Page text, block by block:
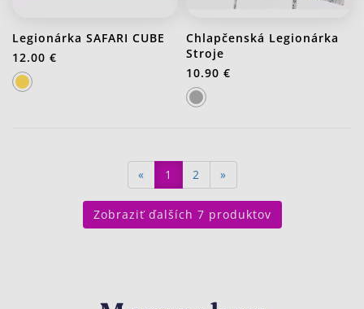
Legionárka SAFARI CUBE
12.00 €
Chlapčenská Legionárka
Stroje
10.90 €
« 1 2 »
Zobraziť ďalších 7 produktov